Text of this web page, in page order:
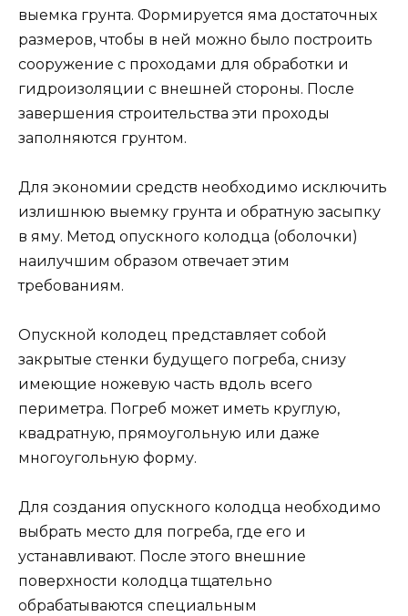
выемка грунта. Формируется яма достаточных
размеров, чтобы в ней можно было построить
сооружение с проходами для обработки и
гидроизоляции с внешней стороны. После
завершения строительства эти проходы
заполняются грунтом.
Для экономии средств необходимо исключить
излишнюю выемку грунта и обратную засыпку
в яму. Метод опускного колодца (оболочки)
наилучшим образом отвечает этим
требованиям.
Опускной колодец представляет собой
закрытые стенки будущего погреба, снизу
имеющие ножевую часть вдоль всего
периметра. Погреб может иметь круглую,
квадратную, прямоугольную или даже
многоугольную форму.
Для создания опускного колодца необходимо
выбрать место для погреба, где его и
устанавливают. После этого внешние
поверхности колодца тщательно
обрабатываются специальным